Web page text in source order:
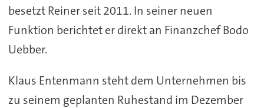
besetzt Reiner seit 2011. In seiner neuen
Funktion berichtet er direkt an Finanzchef Bodo
Uebber.
Klaus Entenmann steht dem Unternehmen bis
zu seinem geplanten Ruhestand im Dezember